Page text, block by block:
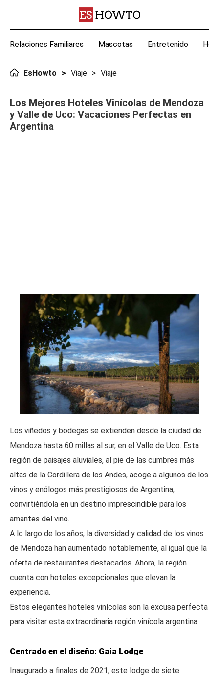
Relaciones Familiares Mascotas Entretenido
EsHowto Viaje Viaje
Los Mejores Hoteles Vinícolas de Mendoza
y Valle de Uco: Vacaciones Perfectas en
Argentina
Los viñedos y bodegas se extienden desde la ciudad de
Mendoza hasta 60 millas al sur, en el Valle de Uco. Esta
región de paisajes aluviales, al pie de las cumbres más
altas de la Cordillera de los Andes, acoge a algunos de los
vinos y enólogos más prestigiosos de Argentina,
convirtiéndola en un destino imprescindible para los
amantes del vino.
A lo largo de los años, la diversidad y calidad de los vinos
de Mendoza han aumentado notablemente, al igual que la
oferta de restaurantes destacados. Ahora, la región
cuenta con hoteles excepcionales que elevan la
experiencia.
Estos elegantes hoteles vinícolas son la excusa perfecta
para visitar esta extraordinaria región vinícola argentina.
Centrado en el diseño: Gaia Lodge
Inaugurado a finales de 2021, este lodge de siete